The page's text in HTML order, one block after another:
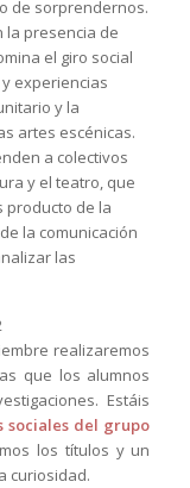
de sorprendernos.
la presencia de
el giro social
experiencias
y la
artes escénicas.
a colectivos
y el teatro, que
producto de la
la comunicación
las
realizaremos
que los alumnos
Estáis
sociales del grupo
los títulos y un
curiosidad.